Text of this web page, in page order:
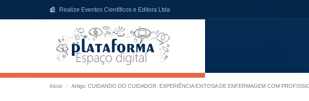
Realize Eventos Científicos e Editora Ltda
Início Artigo: CUIDANDO DO CUIDADOR: EXPERIÊNCIA EXITOSA DE ENFERMAGEM COM